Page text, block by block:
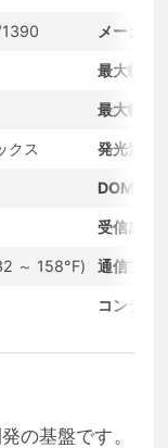
メーカー
最大転送
最大転送
クス 発光素子
DOMサ
受信感度
～ 158°F) 通信プロ
コンディ
の基盤です。